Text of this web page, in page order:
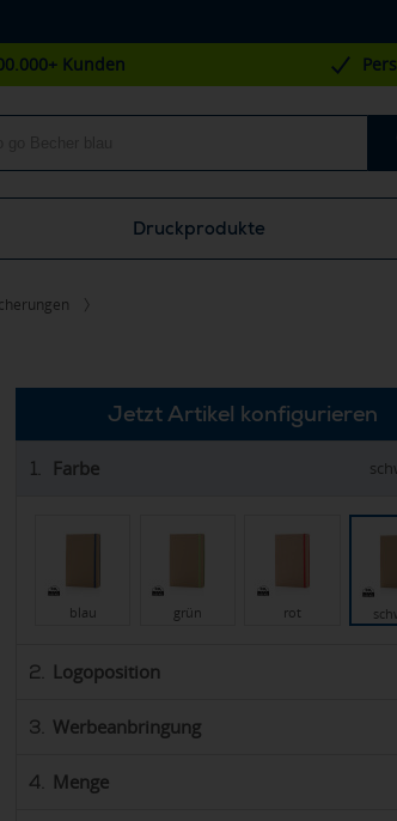
Kunden
Druckprodukte
Jetzt Artikel konfigurieren
1. Farbe
blau grün rot
2. Logoposition
3. Werbeanbringung
4. Menge